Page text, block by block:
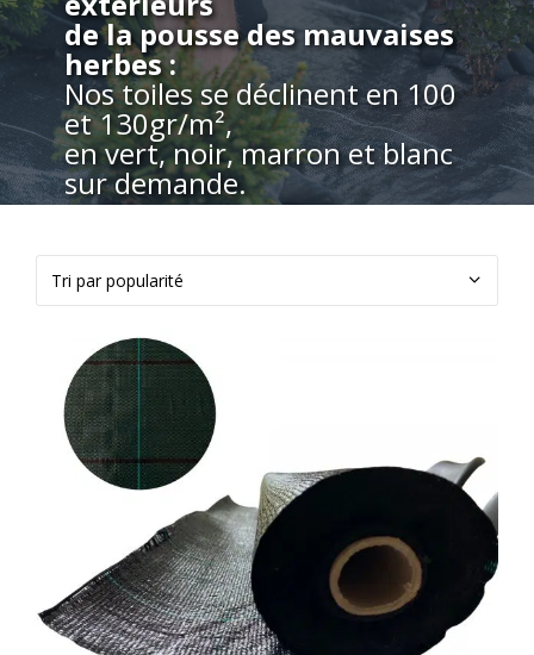
de la pousse des mauvaises
herbes :
Nos toiles se déclinent en 100
et 130gr/m²,
en vert, noir, marron et blanc
sur demande.